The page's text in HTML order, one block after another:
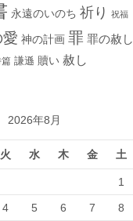
永遠のいのち 祈り 祝福
神の計画 罪 罪の赦し
謙遜 贖い 赦し
2026年8月
火 水 木 金 土
1
4 5 6 7 8